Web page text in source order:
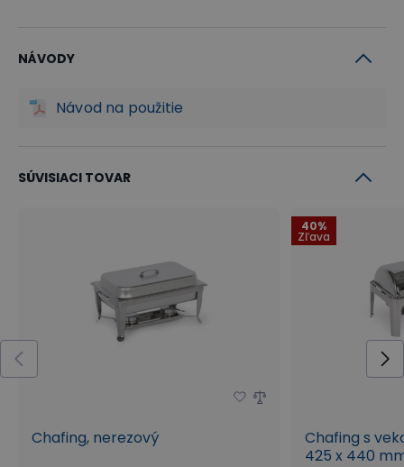
NÁVODY
Návod na použitie
SÚVISIACI TOVAR
Chafing, nerezový
40%
Zľava
Chafing s
425 x 440